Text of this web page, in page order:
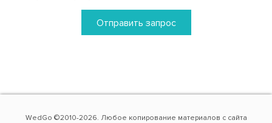
Отправить запрос
WedGo ©2010-2026. Любое копирование материалов с сайта